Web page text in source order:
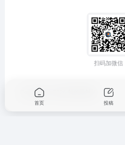
扫码加微信
Copyright © 2026
首页 投稿